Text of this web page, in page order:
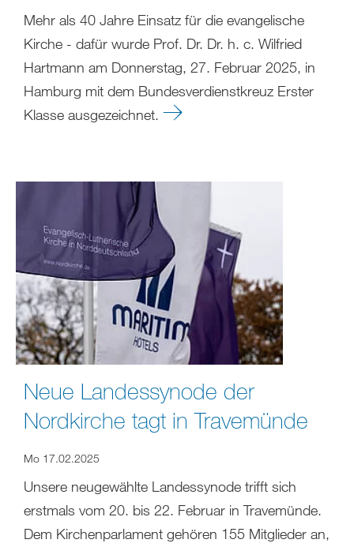
Mehr als 40 Jahre Einsatz für die evangelische
Kirche - dafür wurde Prof. Dr. Dr. h. c. Wilfried
Hartmann am Donnerstag, 27. Februar 2025, in
Hamburg mit dem Bundesverdienstkreuz Erster
Klasse ausgezeichnet.
Neue Landessynode der
Nordkirche tagt in Travemünde
Mo 17.02.2025
Unsere neugewählte Landessynode trifft sich
erstmals vom 20. bis 22. Februar in Travemünde.
Dem Kirchenparlament gehören 155 Mitglieder an,